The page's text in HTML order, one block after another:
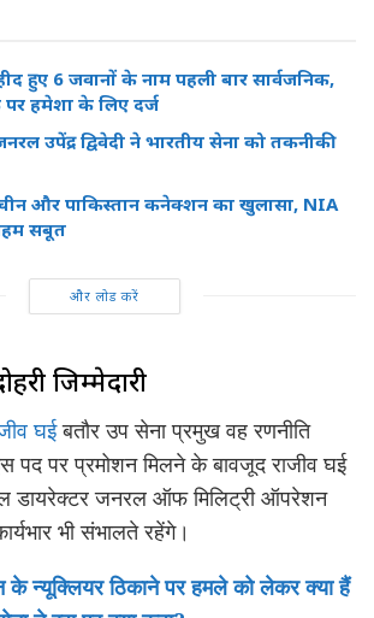
हुए 6 जवानों के नाम पहली बार सार्वजनिक,
पर हमेशा के लिए दर्ज
उपेंद्र द्विवेदी ने भारतीय सेना को तकनीकी
और पाकिस्तान कनेक्शन का खुलासा, NIA
सबूत
और लोड करें
जिम्मेदारी
घईबतौर उप सेना प्रमुख वह रणनीति
पद पर प्रमोशन मिलने के बावजूद राजीव घई
डायरेक्टर जनरल ऑफ मिलिट्री ऑपरेशन
भी संभालते रहेंगे।
के न्यूक्लियर ठिकाने पर हमले को लेकर क्या हैं